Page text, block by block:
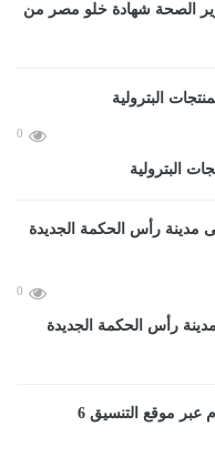
الصحة شهادة خلو مصر من
0
0
رأس الحكمة الجديدة